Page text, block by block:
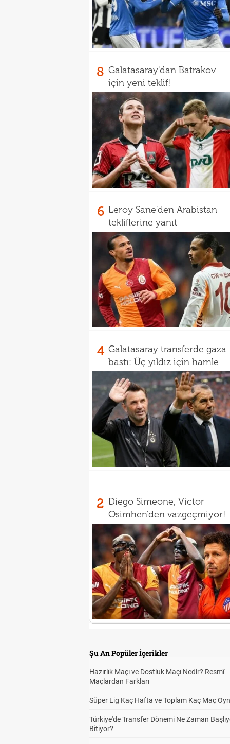
8 Galatasaray'dan Batrakov
için yeni teklif!
6 Leroy Sane'den Arabistan
tekliflerine yanıt
4 Galatasaray transferde gaza
bastı: Üç yıldız için hamle
2 Diego Simeone, Victor
Osimhen'den vazgeçmiyor!
Şu An Popüler İçerikler
Hazırlık Maçı ve Dostluk Maçı Nedir? Resmî
Maçlardan Farkları
Süper Lig Kaç Hafta ve Toplam Kaç Maç
Türkiye'de Transfer Dönemi Ne Zaman
Bitiyor?